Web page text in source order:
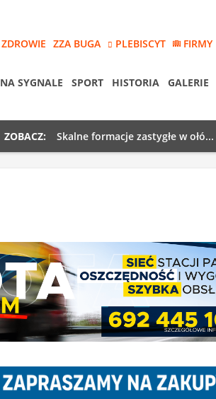
ZDROWIE ZZA BUGA PLEBISCYT FIRMY
NA SYGNALE SPORT HISTORIA GALERIE
ZOBACZ: Skalne formacje zastygłe w ołó...